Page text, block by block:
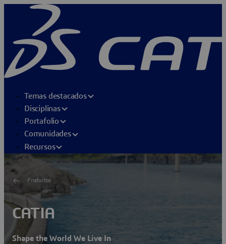
Temas destacados
Disciplinas
Portafolio
Comunidades
Recursos
Productos
CATIA
Shape the World We Live In